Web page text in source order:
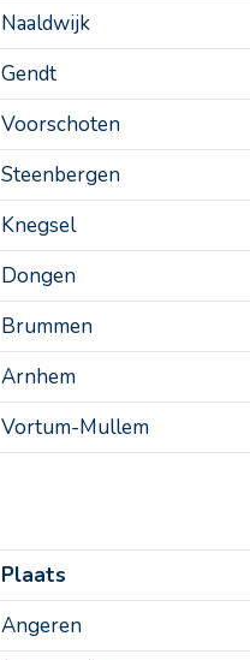
Naaldwijk
Gendt
Voorschoten
Steenbergen
Knegsel
Dongen
Brummen
Arnhem
Vortum-Mullem
Plaats
Angeren